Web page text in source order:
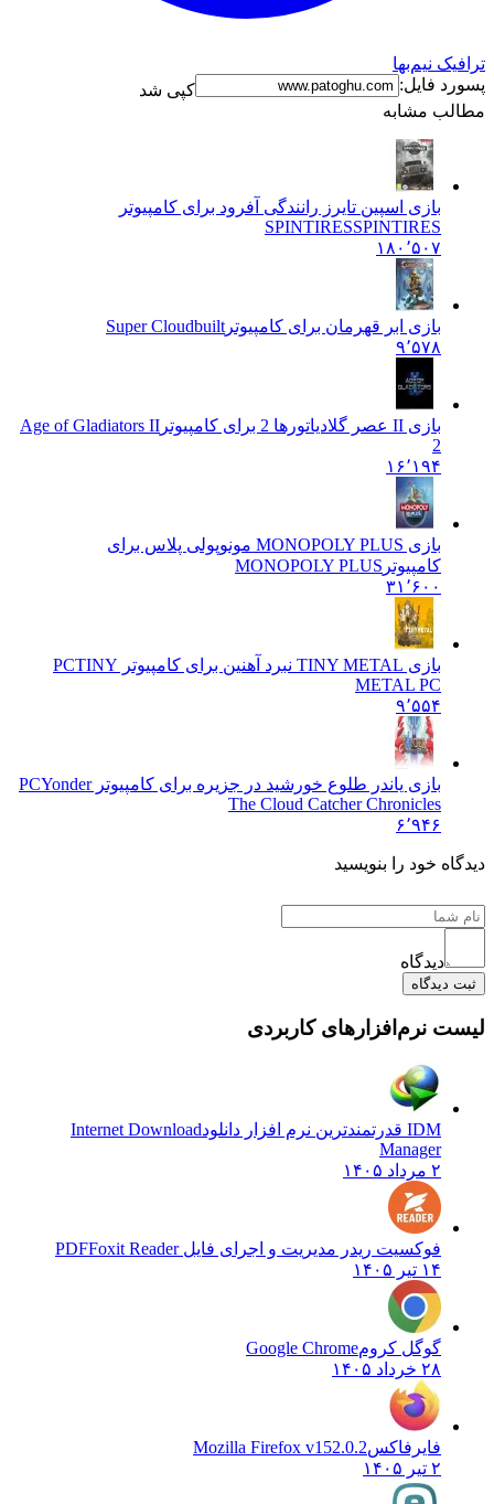
ترافیک نیم‌بها
پسورد فایل:
کپی شد
مطالب مشابه
بازی اسپین تایرز رانندگی آفرود برای کامپیوتر
SPINTIRESSPINTIRES
۱۸۰٬۵۰۷
بازی ابر قهرمان برای کامپیوتر Super Cloudbuilt
۹٬۵۷۸
بازی II عصر گلادیاتورها 2 برای کامپیوتر
Age of Gladiators II
2
۱۶٬۱۹۴
بازی MONOPOLY PLUS مونوپولی پلاس برای
کامپیوتر MONOPOLY PLUS
۳۱٬۶۰۰
بازی TINY METAL نبرد آهنین برای کامپیوتر PC
TINY
METAL PC
۹٬۵۵۴
بازی یاندر طلوع خورشید در جزیره برای کامپیوتر PCYonder
The Cloud Catcher Chronicles
۶٬۹۴۶
دیدگاه خود را بنویسید
دیدگاه
ثبت دیدگاه
لیست نرم‌افزارهای کاربردی
IDM قدرتمندترین نرم افزار دانلود
Internet Download
Manager
۲ مرداد ۱۴۰۵
فوکسیت ریدر مدیریت و اجرای فایل PDFFoxit Reader
۱۴ تیر ۱۴۰۵
گوگل کرومGoogle Chrome
۲۸ خرداد ۱۴۰۵
فایرفاکسMozilla Firefox v152.0.2
۲ تیر ۱۴۰۵